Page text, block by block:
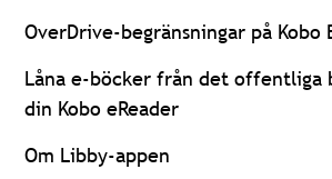
OverDrive-begränsningar på Kobo
Låna e-böcker från det offentliga
din Kobo eReader
Om Libby-appen